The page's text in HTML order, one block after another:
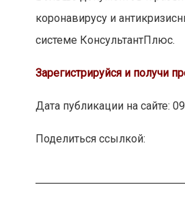
коронавирусу и
системе КонсультантПлюс.
Зарегистрируйся и получи
Дата публикации на сайте:
Поделиться ссылкой: